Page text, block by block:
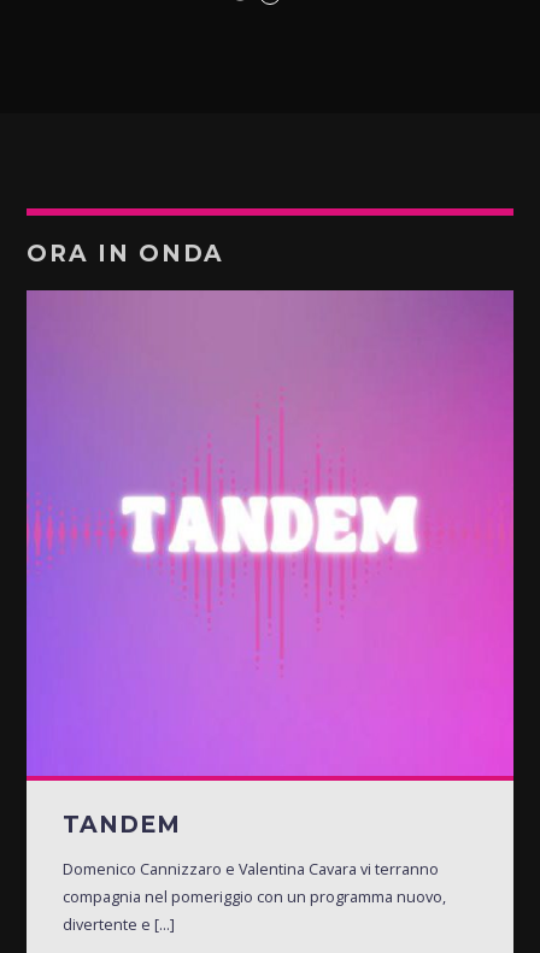
ORA IN ONDA
TANDEM
Domenico Cannizzaro e Valentina Cavara vi terranno
compagnia nel pomeriggio con un programma nuovo,
divertente e [...]